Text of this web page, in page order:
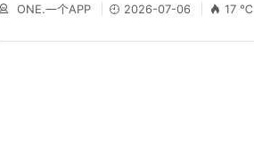
ONE.一个APP 2026-07-06 17 ℃